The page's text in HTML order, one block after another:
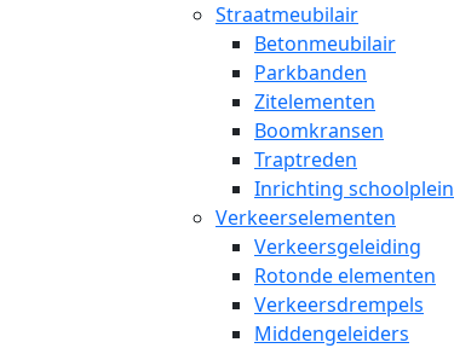
Straatmeubilair
Betonmeubilair
Parkbanden
Zitelementen
Boomkransen
Traptreden
Inrichting schoolplein
Verkeerselementen
Verkeersgeleiding
Rotonde elementen
Verkeersdrempels
Middengeleiders